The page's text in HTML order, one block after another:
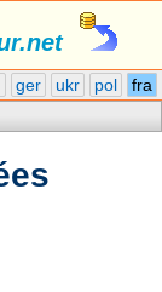
ger ukr pol fra